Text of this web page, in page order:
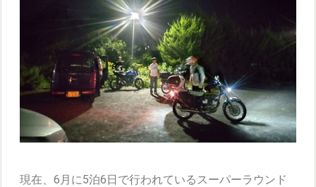
現在、6月に5泊6日で行われているスーパーラウンド